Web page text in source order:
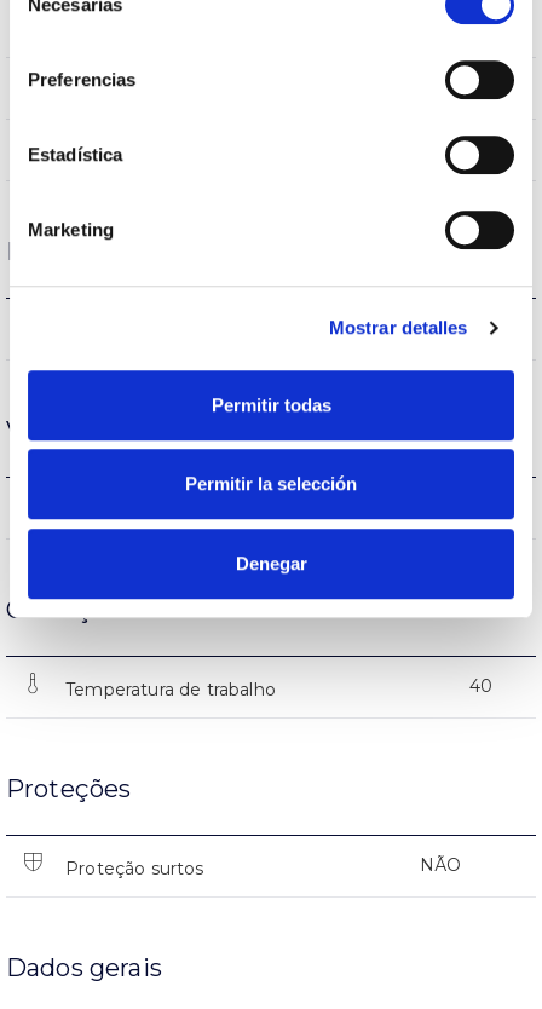
Preferencias
Estadística
Marketing
Mostrar detalles
Permitir todas
Permitir la selección
Denegar
IP20
Intensidade (A) IP40
Corpo AL
Desempenho
880lm
Vida
Condição de funcionamento
Temperatura de trabalho 40
Proteções
Proteção surtos NÃO
Dados gerais